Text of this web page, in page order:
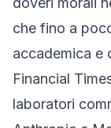
che fino a
accademica e
Financial
laboratori